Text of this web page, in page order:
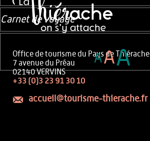
Office de tourisme du Pays de Thiérache
7 avenue du Préau
02140 VERVINS
+33 (0)3 23 91 30 10
accueil@tourisme-thierache.fr
Carnet de voyage
AAA